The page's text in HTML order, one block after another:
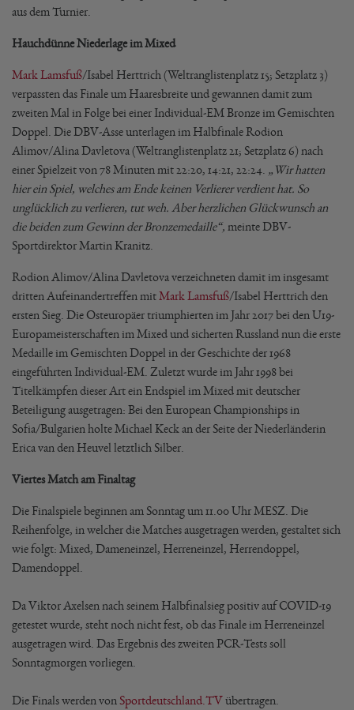
aus dem Turnier.
Hauchdünne Niederlage im Mixed
Mark Lamsfuß/Isabel Herttrich (Weltranglistenplatz 15; Setzplatz 3)
verpassten das Finale um Haaresbreite und gewannen damit zum
zweiten Mal in Folge bei einer Individual-EM Bronze im Gemischten
Doppel. Die DBV-Asse unterlagen im Halbfinale Rodion
Alimov/Alina Davletova (Weltranglistenplatz 21; Setzplatz 6) nach
einer Spielzeit von 78 Minuten mit 22:20, 14:21, 22:24. „Wir hatten
hier ein Spiel, welches am Ende keinen Verlierer verdient hat. So
unglücklich zu verlieren, tut weh. Aber herzlichen Glückwunsch an
die beiden zum Gewinn der Bronzemedaille“, meinte DBV-
Sportdirektor Martin Kranitz.
Rodion Alimov/Alina Davletova verzeichneten damit im insgesamt
dritten Aufeinandertreffen mitMark Lamsfuß/Isabel Herttrich den
ersten Sieg. Die Osteuropäer triumphierten im Jahr 2017 bei den U19-
Europameisterschaften im Mixed und sicherten Russland nun die erste
Medaille im Gemischten Doppel in der Geschichte der 1968
eingeführten Individual-EM. Zuletzt wurde im Jahr 1998 bei
Titelkämpfen dieser Art ein Endspiel im Mixed mit deutscher
Beteiligung ausgetragen: Bei den European Championships in
Sofia/Bulgarien holte Michael Keck an der Seite der Niederländerin
Erica van den Heuvel letztlich Silber.
Viertes Match am Finaltag
Die Finalspiele beginnen am Sonntag um 11.00 Uhr MESZ. Die
Reihenfolge, in welcher die Matches ausgetragen werden, gestaltet sich
wie folgt: Mixed, Dameneinzel, Herreneinzel, Herrendoppel,
Damendoppel.
Da Viktor Axelsen nach seinem Halbfinalsieg positiv auf COVID-19
getestet wurde, steht noch nicht fest, ob das Finale im Herreneinzel
ausgetragen wird. Das Ergebnis des zweiten PCR-Tests soll
Sonntagmorgen vorliegen.
Die Finals werden von Sportdeutschland.TVübertragen.